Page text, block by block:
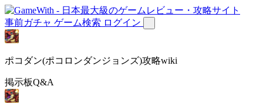
事前ガチャ ゲーム検索 ログイン
ポコダン(ポコロンダンジョンズ)攻略wiki
掲示板Q&A